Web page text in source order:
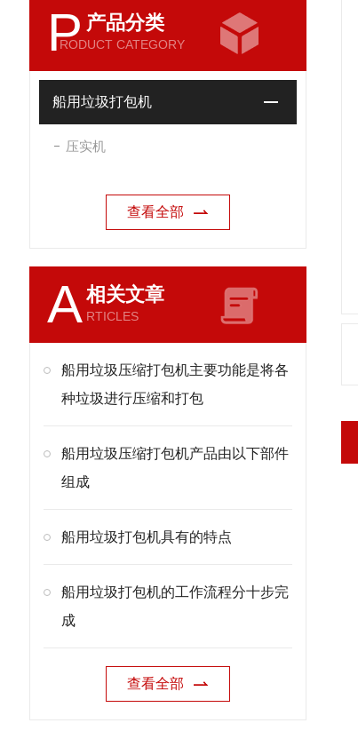
P 产品分类
RODUCT CATEGORY
船用垃圾打包机
压实机
查看全部
A相关文章
RTICLES
船用垃圾压缩打包机主要功能是将各
种垃圾进行压缩和打包
船用垃圾压缩打包机产品由以下部件
组成
船用垃圾打包机具有的特点
船用垃圾打包机的工作流程分十步完
成
查看全部